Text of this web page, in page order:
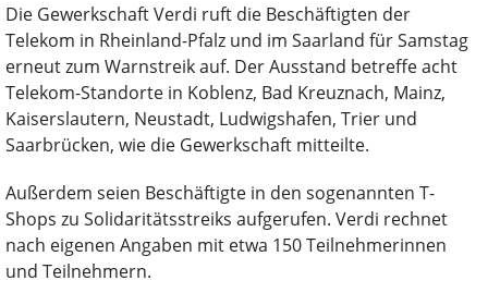
Die Gewerkschaft Verdi ruft die Beschäftigten der
Telekom in Rheinland-Pfalz und im Saarland für Samstag
erneut zum Warnstreik auf. Der Ausstand betreffe acht
Telekom-Standorte in Koblenz, Bad Kreuznach, Mainz,
Kaiserslautern, Neustadt, Ludwigshafen, Trier und
Saarbrücken, wie die Gewerkschaft mitteilte.
Außerdem seien Beschäftigte in den sogenannten T-
Shops zu Solidaritätsstreiks aufgerufen. Verdi rechnet
nach eigenen Angaben mit etwa 150 Teilnehmerinnen
und Teilnehmern.